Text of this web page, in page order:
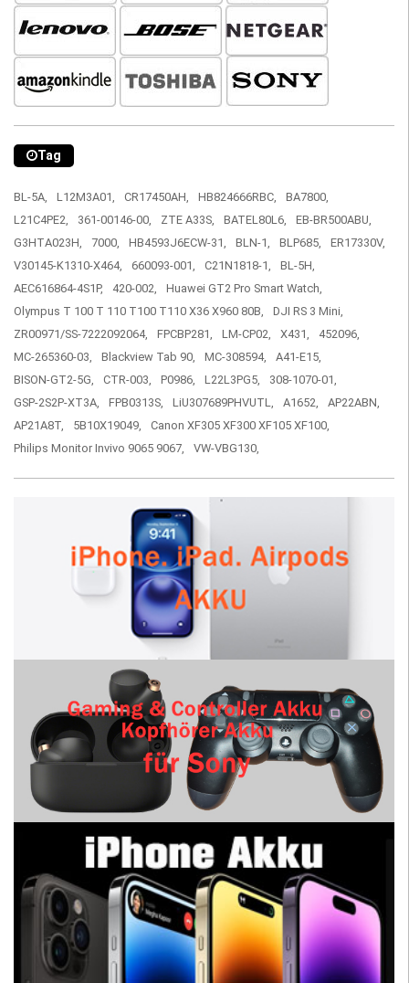
Tag
BL-5A, L12M3A01, CR17450AH, HB824666RBC,
BA7800,
L21C4PE2,
361-00146-00, ZTE A33S, BATEL80L6,
EB-BR500ABU,
G3HTA023H,
7000, HB4593J6ECW-31, BLN-1, BLP685,
ER17330V,
V30145-K1310-X464,
660093-001, C21N1818-1,
BL-5H,
AEC616864-4S1P,
420-002,
Huawei GT2 Pro Smart Watch,
Olympus T 100 T 110 T100 T110 X36 X960 80B,
DJI RS 3 Mini,
ZR00971/SS-7222092064,
FPCBP281, LM-CP02, X431,
452096,
MC-265360-03,
Blackview Tab 90, MC-308594,
A41-E15,
BISON-GT2-5G,
CTR-003, P0986, L22L3PG5,
308-1070-01,
GSP-2S2P-XT3A,
FPB0313S, LiU307689PHVUTL, A1652,
AP22ABN,
AP21A8T,
5B10X19049,
Canon XF305 XF300 XF105 XF100,
Philips Monitor Invivo 9065 9067,
VW-VBG130,